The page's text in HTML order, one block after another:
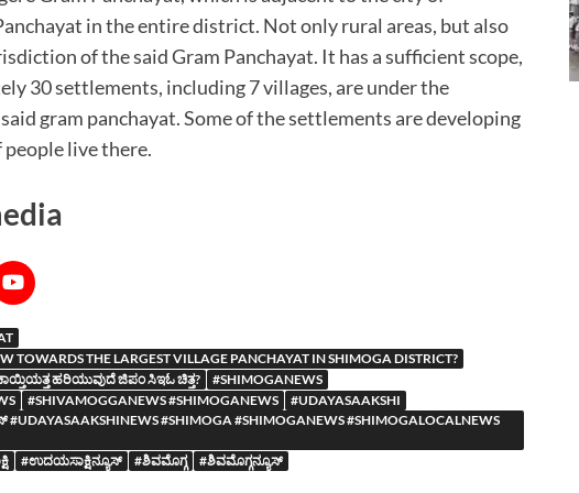
in the entire district. Not only rural areas, but also
of the said Gram Panchayat. It has a sufficient scope,
30 settlements, including 7 villages, are under the
gram panchayat. Some of the settlements are developing
live there.
TOWARDS THE LARGEST VILLAGE PANCHAYAT IN SHIMOGA DISTRICT?
ಹರಿಯುವುದೆ ಜಿಪಂ ಸಿಇಓ ಚಿತ್ತ?
#SHIMOGANEWS
#SHIVAMOGGANEWS #SHIMOGANEWS
#UDAYASAAKSHI
#SHIMOGA #SHIMOGANEWS #SHIMOGALOCALNEWS
#ಉದಯಸಾಕ್ಷಿನ್ಯೂಸ್ #ಶಿವಮೊಗ್ಗ #ಶಿವಮೊಗ್ಗನ್ಯೂಸ್